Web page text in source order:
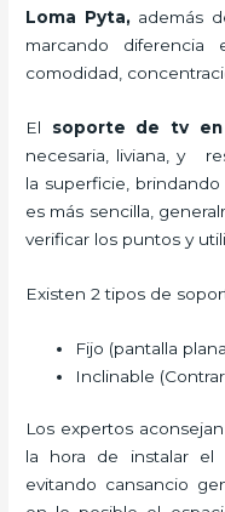
Loma Pyta, además
marcando diferencia
comodidad,
El soporte de tv en
necesaria, liviana, y
la superficie,
es más sencilla,
verificar los puntos y
Existen 2 tipos de
Fijo (pantalla
Inclinable
Los expertos
la hora de instalar el
evitando cansancio